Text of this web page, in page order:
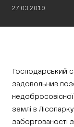
27.03.2019
Господарський
задовольнив
недобросовісної
землі в
заборгованості